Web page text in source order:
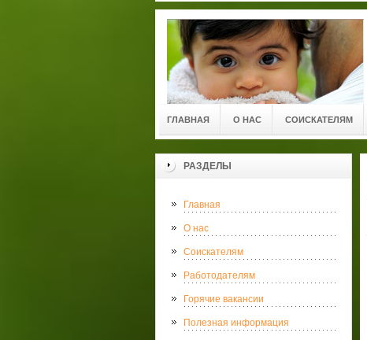
ГЛАВНАЯ О НАС СОИСКАТЕЛЯМ
РАЗДЕЛЫ
Главная
О нас
Соискателям
Работодателям
Горячие вакансии
Полезная информация